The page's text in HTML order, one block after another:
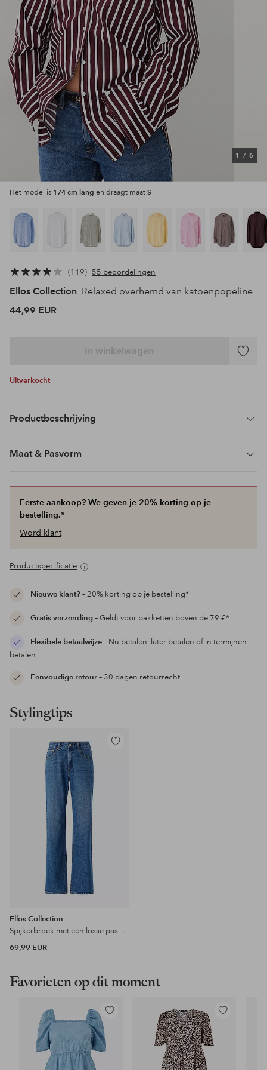
1 / 6
Het model is 174 cm lang en draagt maat S
119 55 beoordelingen
Ellos Collection Relaxed overhemd van katoenpopeline
44,99 EUR
In winkelwagen
Uitverkocht
Productbeschrijving
Maat & Pasvorm
Eerste aankoop? We geven je 20% korting op je
bestelling.*
Word klant
Productspecificatie
Nieuwe klant?– 20% korting op je bestelling*
Gratis verzending– Geldt voor pakketten boven de 79 €*
Flexibele betaalwijze– Nu betalen, later betalen of in termijnen
betalen
Eenvoudige retour– 30 dagen retourrecht
Stylingtips
Toevoegen
Ellos Collection
Spijkerbroek met een losse pasvorm
69,99 EUR
Favorieten op dit moment
Toevoegen
aan
favorieten
Toevoegen